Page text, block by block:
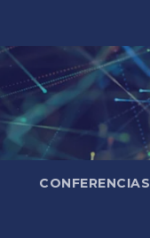
CONFERENCIAS